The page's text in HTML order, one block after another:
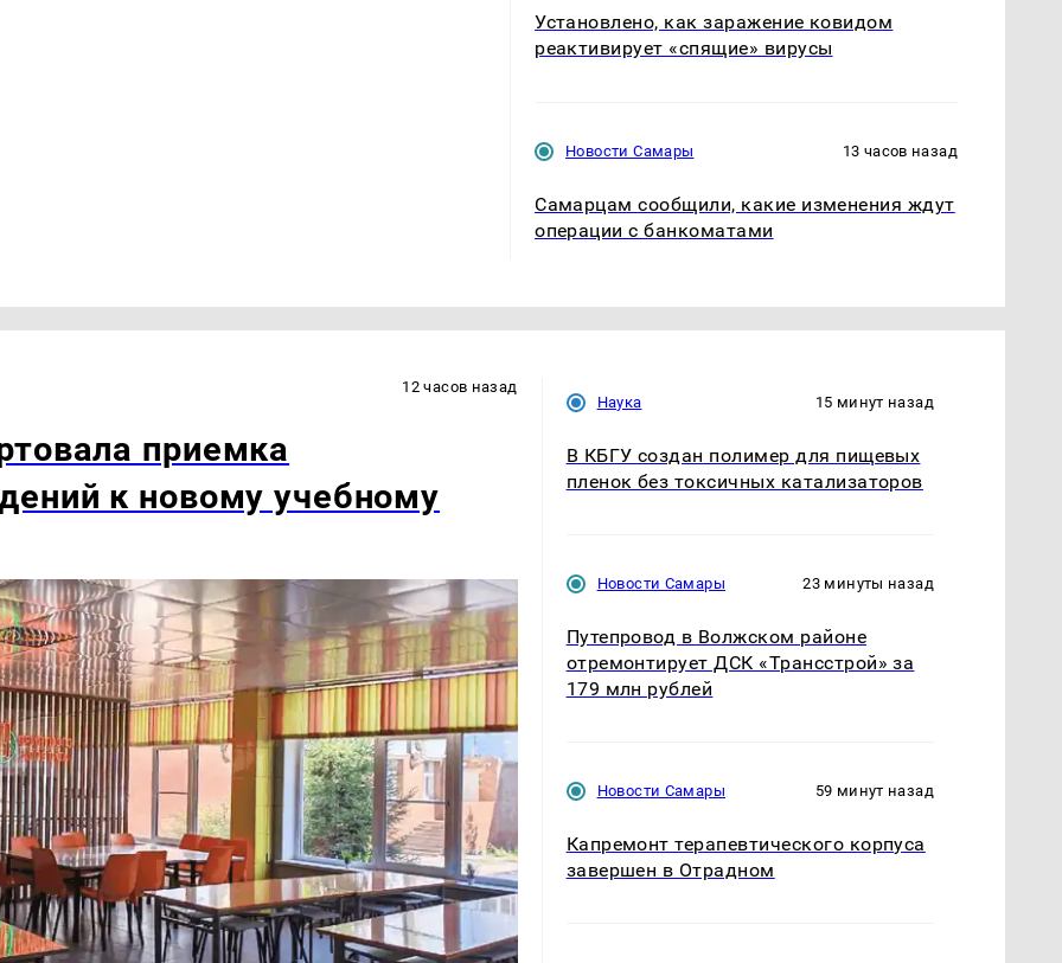
Установлено, как заражение ковидом
реактивирует «спящие» вирусы
Новости Самары 13 часов назад
Самарцам сообщили, какие изменения ждут
операции с банкоматами
12 часов назад
приемка
к новому учебному
Наука 15 минут назад
В КБГУ создан полимер для пищевых
пленок без токсичных катализаторов
Новости Самары 23 минуты назад
Путепровод в Волжском районе
отремонтирует ДСК «Трансстрой» за
179 млн рублей
Новости Самары 59 минут назад
Капремонт терапевтического корпуса
завершен в Отрадном